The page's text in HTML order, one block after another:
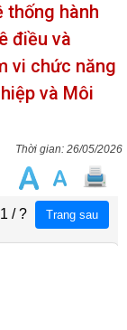
thống hành
điều và
vi chức năng
và Môi
26/05/2026